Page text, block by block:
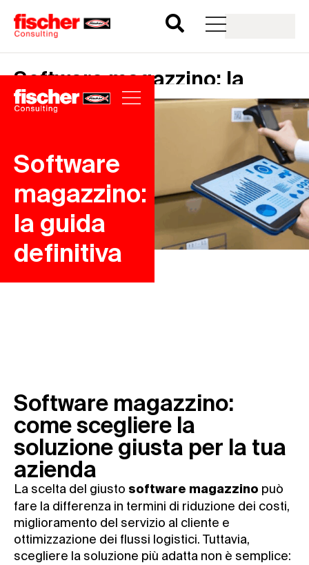
Software magazzino: la
guida definitiva
Software
magazzino:
la guida
definitiva
Software magazzino:
come scegliere la
soluzione giusta per la tua
azienda
La scelta del giusto software magazzino può
fare la differenza in termini di riduzione dei costi,
miglioramento del servizio al cliente e
ottimizzazione dei flussi logistici. Tuttavia,
scegliere la soluzione più adatta non è semplice: